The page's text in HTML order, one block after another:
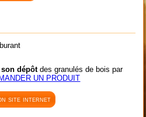
son dépôtdes granulés de bois par
UN PRODUIT
site internet